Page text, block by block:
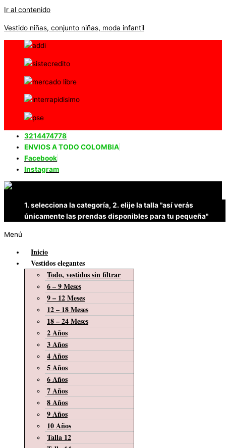
Ir al contenido
Vestido niñas, conjunto niñas, moda infantil
3214474778
ENVIOS A TODO COLOMBIA
Facebook
Instagram
1. selecciona la categoría, 2. elije la talla "así verás
únicamente las prendas disponibles para tu pequeña"
Menú
Inicio
Vestidos elegantes
Todo, vestidos sin filtrar
6 – 9 Meses
9 – 12 Meses
12 – 18 Meses
18 – 24 Meses
2 Años
3 Años
4 Años
5 Años
6 Años
7 Años
8 Años
9 Años
10 Años
Talla 12